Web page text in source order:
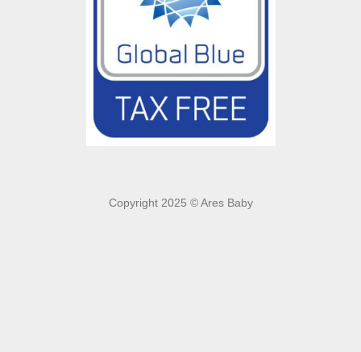
Copyright 2025 © Ares Baby